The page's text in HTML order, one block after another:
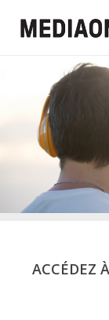
ACCÉDEZ